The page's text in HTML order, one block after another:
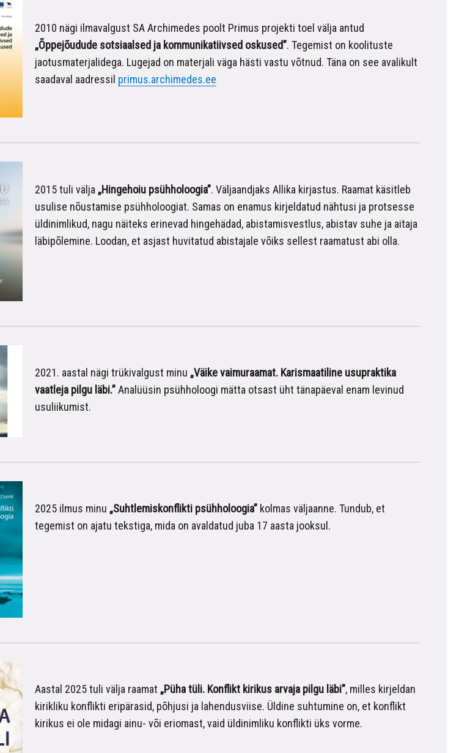
2010 nägi ilmavalgust SA Archimedes poolt Primus projekti toel välja antud
„Õppejõudude sotsiaalsed ja kommunikatiivsed oskused”. Tegemist on koolituste
jaotusmaterjalidega. Lugejad on materjali väga hästi vastu võtnud. Täna on see avalikult
saadaval aadressil primus.archimedes.ee
2015 tuli välja „Hingehoiu psühholoogia”. Väljaandjaks Allika kirjastus. Raamat käsitleb
usulise nõustamise psühholoogiat. Samas on enamus kirjeldatud nähtusi ja protsesse
üldinimlikud, nagu näiteks erinevad hingehädad, abistamisvestlus, abistav suhe ja aitaja
läbipõlemine. Loodan, et asjast huvitatud abistajale võiks sellest raamatust abi olla.
2021. aastal nägi trükivalgust minu „Väike vaimuraamat. Karismaatiline usupraktika
vaatleja pilgu läbi.”Analüüsin psühholoogi mätta otsast üht tänapäeval enam levinud
usuliikumist.
2025 ilmus minu „Suhtlemiskonflikti psühholoogia” kolmas väljaanne. Tundub, et
tegemist on ajatu tekstiga, mida on avaldatud juba 17 aasta jooksul.
Aastal 2025 tuli välja raamat „Püha tüli. Konflikt kirikus arvaja pilgu läbi”, milles kirjeldan
kirikliku konflikti eripärasid, põhjusi ja lahendusviise. Üldine suhtumine on, et konflikt
kirikus ei ole midagi ainu- või eriomast, vaid üldinimliku konflikti üks vorme.